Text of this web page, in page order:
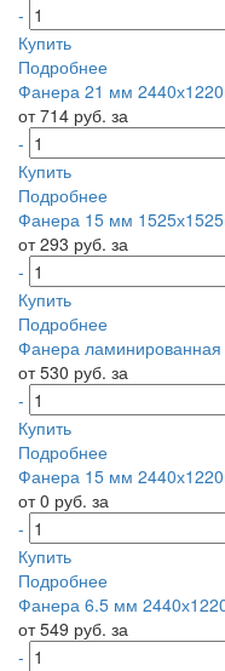
-
Купить
Подробнее
Фанера 21 мм
от 714 руб. за
-
Купить
Подробнее
Фанера 15 мм
от 293 руб. за
-
Купить
Подробнее
Фанера
от 530 руб. за
-
Купить
Подробнее
Фанера 15 мм
от 0 руб. за
-
Купить
Подробнее
Фанера 6.5 мм
от 549 руб. за
-